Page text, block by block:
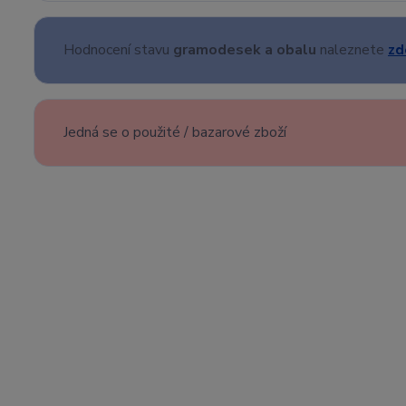
Hodnocení stavu gramodesek a obalu naleznete
Jedná se o použité / bazarové zboží